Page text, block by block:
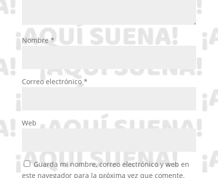
Nombre*
Correo electrónico *
Web
Guarda mi nombre, correo electrónico y web en
este navegador para la próxima vez que comente.